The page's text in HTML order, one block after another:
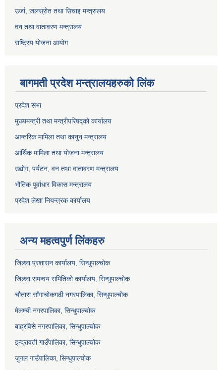
उर्जा, जलस्रोत तथा सिचाइ मन्त्रालय
वन तथा वातावरण मन्त्रालय
राष्ट्रिय योजना आयोग
बागमती प्रदेश मन्त्रालयहरुको लिंक
प्रदेश सभा
मुख्यमन्त्री तथा मन्त्रीपरिषद्को कार्यालय
आन्तरिक मामिला तथा कानुन मन्त्रालय
आर्थिक मामिला तथा योजना मन्त्रालय
उद्योग, पर्यटन, वन तथा वातावरण मन्त्रालय
भौतिक पूर्वाधार विकास मन्त्रालय
प्रदेश लेखा नियन्त्रक कार्यालय
अन्य महत्वपुर्ण लिंकहरु
जिल्ला प्रशासन कार्यालय, सिन्धुपाल्चोक
जिल्ला समन्वय समितिको कार्यालय, सिन्धुपाल्चोक
चौतारा साँगाचोकगढी नगरपालिका, सिन्धुपाल्चोक
मेलम्ची नगरपालिका, सिन्धुपाल्चोक
बाह्रविसे नगरपालिका, सिन्धुपाल्चोक
इन्द्रावती गाउँपालिका, सिन्धुपाल्चोक
जुगल गाउँपालिका, सिन्धुपाल्चोक